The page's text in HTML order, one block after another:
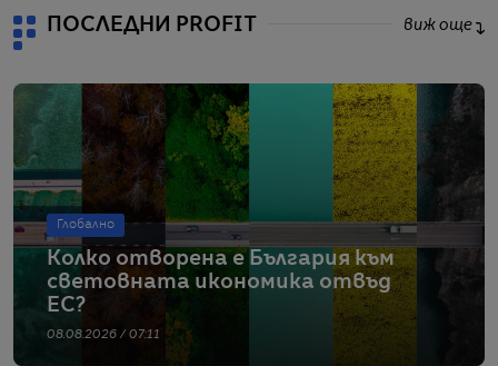
ПОСЛЕДНИ PROFIT виж още
Глобално
Колко отворена е България към
световната икономика отвъд
ЕС?
08.08.2026 / 07:11